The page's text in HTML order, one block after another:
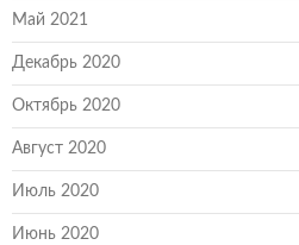
Май 2021
Декабрь 2020
Октябрь 2020
Август 2020
Июль 2020
Июнь 2020